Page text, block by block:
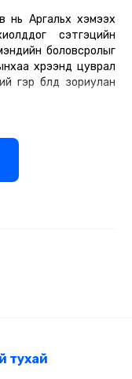
нь Аргальхүү хэмээх
сэтгэцийн
боловсролыг
хүрээнд цуврал
гэр бүлд зориулан
тухай